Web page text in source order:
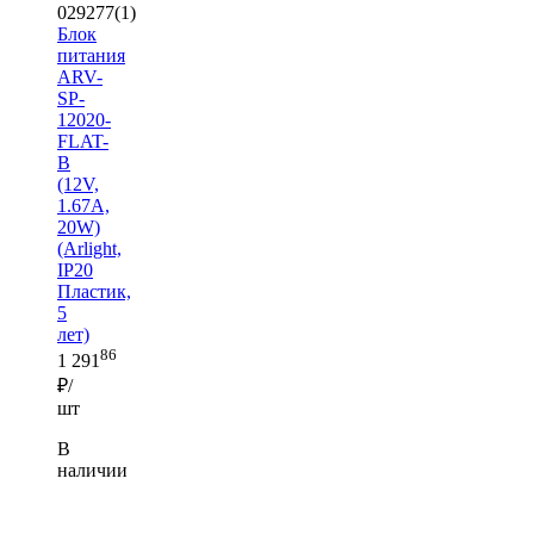
029277(1)
Блок
питания
ARV-
SP-
12020-
FLAT-
B
(12V,
1.67A,
20W)
(Arlight,
IP20
Пластик,
5
лет)
1 291 86
₽/
шт
В
наличии